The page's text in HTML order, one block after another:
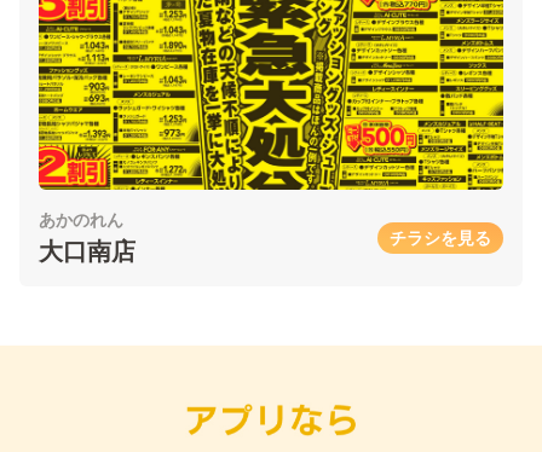
あかのれん
大口南店 チラシを見る